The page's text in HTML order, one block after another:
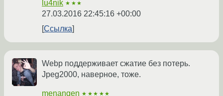
lu4nik ★★★
27.03.2016 22:45:16 +00:00
Ссылка
Webp поддерживает сжатие без потерь.
Jpeg2000, наверное, тоже.
menangen ★★★★★